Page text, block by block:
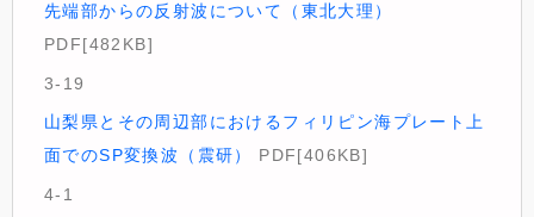
先端部からの反射波について（東北大理）
PDF[482KB]
3-19
山梨県とその周辺部におけるフィリピン海プレート上
面でのSP変換波（震研）
PDF[406KB]
4-1